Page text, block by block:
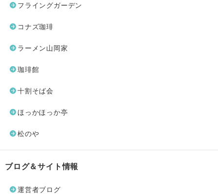
フライングガーデン
コナズ珈琲
ラーメン山岡家
珈琲館
十割そば会
ほっかほっか亭
松のや
ブログ＆サイト情報
運営者ブログ